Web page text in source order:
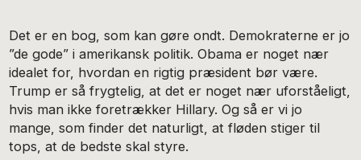
Det er en bog, som kan gøre ondt. Demokraterne er jo
”de gode” i amerikansk politik. Obama er noget nær
idealet for, hvordan en rigtig præsident bør være.
Trump er så frygtelig, at det er noget nær uforståeligt,
hvis man ikke foretrækker Hillary. Og så er vi jo
mange, som finder det naturligt, at fløden stiger til
tops, at de bedste skal styre.